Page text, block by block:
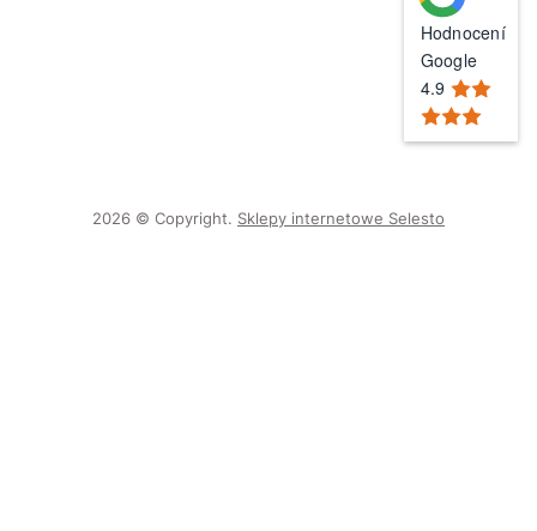
Hodnocení
Google
4.9
2026 © Copyright. Sklepy internetowe Selesto